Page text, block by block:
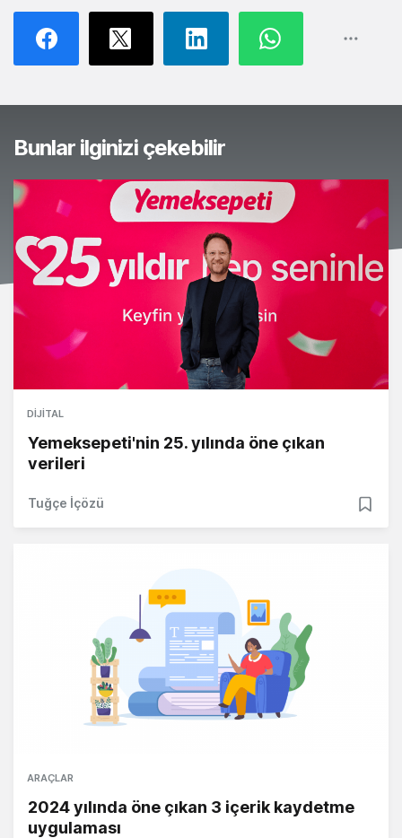
Bunlar ilginizi çekebilir
DIJITAL
Yemeksepeti'nin 25. yılında öne çıkan
verileri
Tuğçe İçözü
ARAÇLAR
2024 yılında öne çıkan 3 içerik kaydetme
uygulaması